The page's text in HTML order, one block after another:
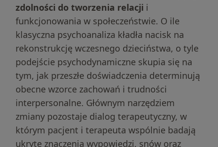
zdolności do tworzenia relacji i
funkcjonowania w społeczeństwie. O ile
klasyczna psychoanaliza kładła nacisk na
rekonstrukcję wczesnego dzieciństwa, o tyle
podejście psychodynamiczne skupia się na
tym, jak przeszłe doświadczenia determinują
obecne wzorce zachowań i trudności
interpersonalne. Głównym narzędziem
zmiany pozostaje dialog terapeutyczny, w
którym pacjent i terapeuta wspólnie badają
ukryte znaczenia wypowiedzi, snów oraz